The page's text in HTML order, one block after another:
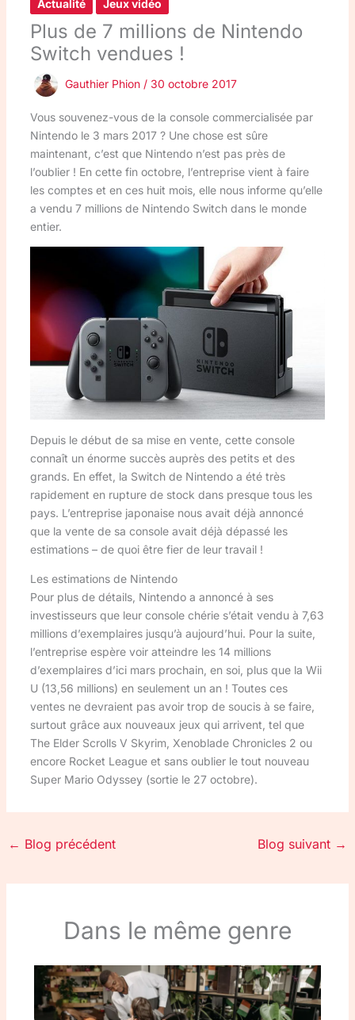
Actualité Jeux vidéo
Plus de 7 millions de Nintendo
Switch vendues !
Gauthier Phion / 30 octobre 2017
Vous souvenez-vous de la console commercialisée par
Nintendo le 3 mars 2017 ? Une chose est sûre
maintenant, c’est que Nintendo n’est pas près de
l’oublier ! En cette fin octobre, l’entreprise vient à faire
les comptes et en ces huit mois, elle nous informe qu’elle
a vendu 7 millions de Nintendo Switch dans le monde
entier.
Depuis le début de sa mise en vente, cette console
connaît un énorme succès auprès des petits et des
grands. En effet, la Switch de Nintendo a été très
rapidement en rupture de stock dans presque tous les
pays. L’entreprise japonaise nous avait déjà annoncé
que la vente de sa console avait déjà dépassé les
estimations – de quoi être fier de leur travail !
Les estimations de Nintendo
Pour plus de détails, Nintendo a annoncé à ses
investisseurs que leur console chérie s’était vendu à 7,63
millions d’exemplaires jusqu’à aujourd’hui. Pour la suite,
l’entreprise espère voir atteindre les 14 millions
d’exemplaires d’ici mars prochain, en soi, plus que la Wii
U (13,56 millions) en seulement un an ! Toutes ces
ventes ne devraient pas avoir trop de soucis à se faire,
surtout grâce aux nouveaux jeux qui arrivent, tel que
The Elder Scrolls V Skyrim, Xenoblade Chronicles 2 ou
encore Rocket League et sans oublier le tout nouveau
Super Mario Odyssey (sortie le 27 octobre).
← Blog précédent Blog suivant →
Dans le même genre